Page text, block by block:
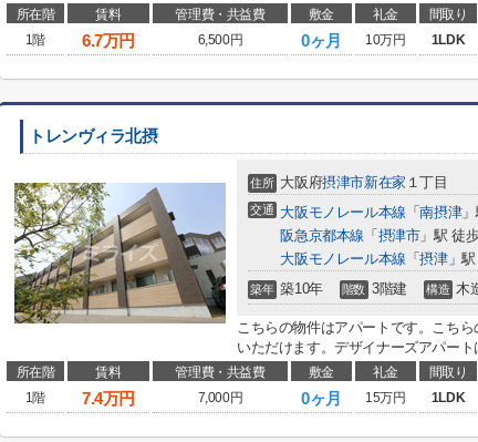
所在階 賃料 管理費・共益費 敷金 礼金 間取り
1階
6.7万円 6,500円 0ヶ月 10万円 1LDK
トレンヴィラ北摂
住所 大阪府摂津市新在家 １丁目
交通 大阪モノレール本線 「南摂津」
阪急京都本線 「 摂津市」駅 徒
大阪モノレール本線 「摂津」
築年 築10年 階数 3階建 構造 木
こちらの物件はアパートです。こち
いただけます。デザイナーズアパー
所在階 賃料 管理費・共益費 敷金 礼金 間取り
1階
7.4万円 7,000円 0ヶ月 15万円 1LDK